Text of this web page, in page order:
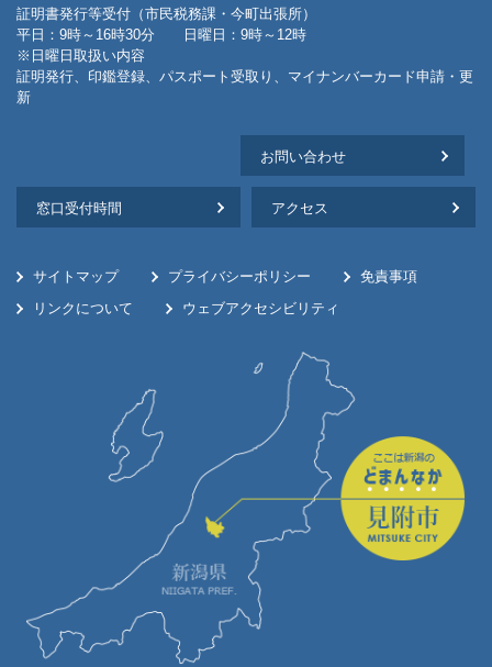
証明書発行等受付（市民税務課・今町出張所）
平日：9時～16時30分 日曜日：9時～12時
※日曜日取扱い内容
証明発行、印鑑登録、パスポート受取り、マイナンバーカード申請・更
新
お問い合わせ
窓口受付時間 アクセス
サイトマップ プライバシーポリシー
免責事項
リンクについて
ウェブアクセシビリティ